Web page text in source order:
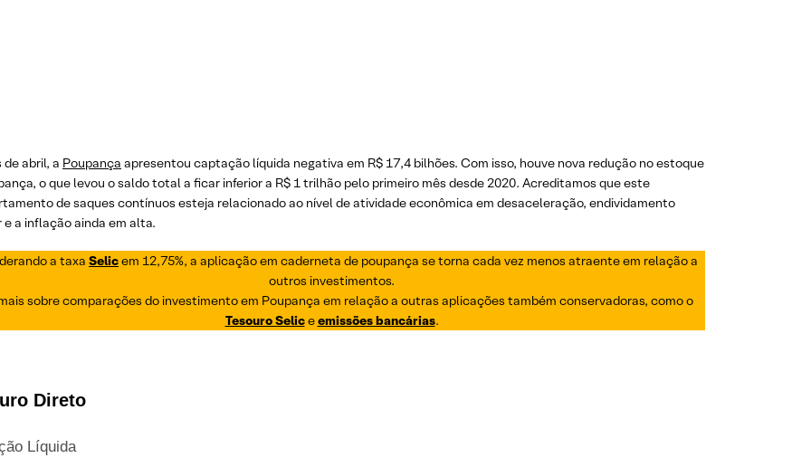
de abril, a Poupança apresentou captação líquida negativa em R$ 17,4 bilhões. Com isso, houve nova redução no estoque
o que levou o saldo total a ficar inferior a R$ 1 trilhão pelo primeiro mês desde 2020. Acreditamos que este
de saques contínuos esteja relacionado ao nível de atividade econômica em desaceleração, endividamento
e a inflação ainda em alta.
a taxa Selicem 12,75%, a aplicação em caderneta de poupança se torna cada vez menos atraente em relação a
outros investimentos.
sobre comparações do investimento em Poupança em relação a outras aplicações também conservadoras, como o
Tesouro Seliceemissões bancárias.
Direto
Líquida